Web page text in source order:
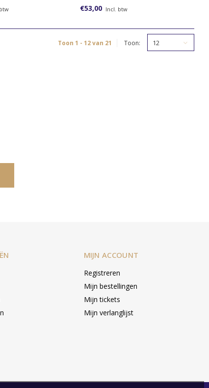
Servicemedewerker
met dit artikel overstappen op een XL
€53,00 Incl. btw
Toon 1 - 12 van 21 Toon: 12
MIJN ACCOUNT
Registreren
Mijn bestellingen
Mijn tickets
Mijn verlanglijst